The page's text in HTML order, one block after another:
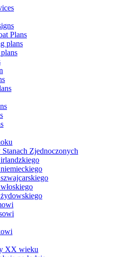
Plans
plans
Zjednoczonych
XX wieku